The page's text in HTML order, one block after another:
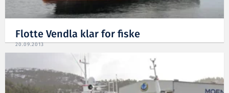
Flotte Vendla klar for fiske
20.09.2013